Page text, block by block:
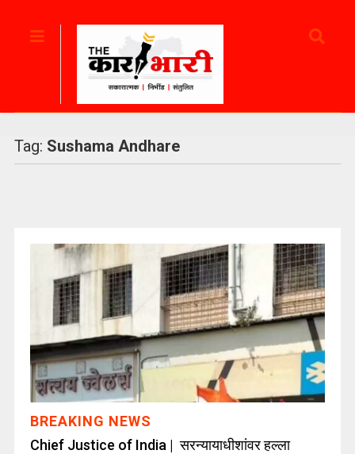
Tag: Sushama Andhare
BREAKING NEWS
Chief Justice of India | सरन्‍यायाधीशांवर हल्‍ला